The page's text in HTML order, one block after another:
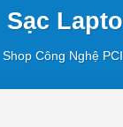
Sạc
Shop Công Nghệ PCI